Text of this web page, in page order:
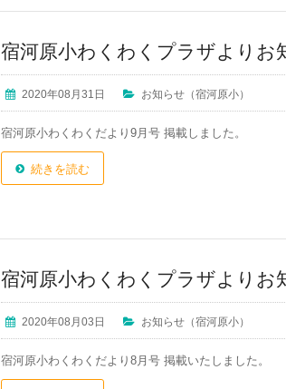
宿河原小わくわくプラザよりお
2020年08月31日 お知らせ（宿河原小）
宿河原小わくわくだより9月号 掲載しました。
続きを読む
宿河原小わくわくプラザよりお
2020年08月03日 お知らせ（宿河原小）
宿河原小わくわくだより8月号 掲載いたしました。